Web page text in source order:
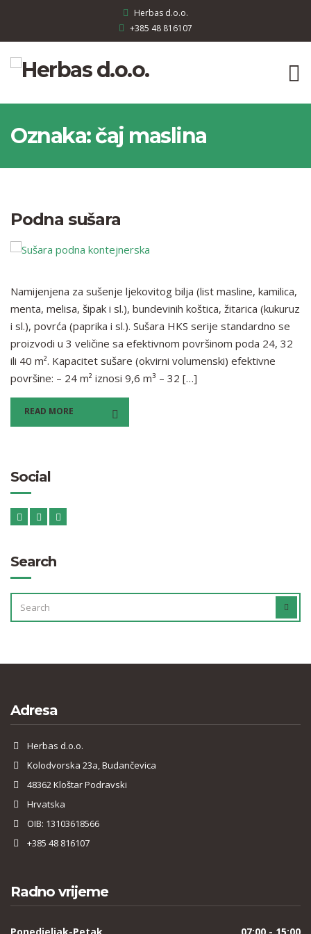
Herbas d.o.o.
+385 48 816107
Oznaka:čaj maslina
Podna sušara
Namijenjena za sušenje ljekovitog bilja (list masline, kamilica,
menta, melisa, šipak i sl.), bundevinih koštica, žitarica (kukuruz
i sl.), povrća (paprika i sl.). Sušara HKS serije standardno se
proizvodi u 3 veličine sa efektivnom površinom poda 24, 32
ili 40 m². Kapacitet sušare (okvirni volumenski) efektivne
površine: – 24 m² iznosi 9,6 m³ – 32 […]
READ MORE
Social
Search
SEARCH
FOR:
Adresa
Herbas d.o.o.
Kolodvorska 23a, Budančevica
48362 Kloštar Podravski
Hrvatska
OIB: 13103618566
+385 48 816107
Radno vrijeme